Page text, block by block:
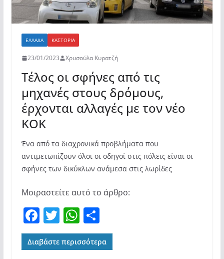
ΕΛΛΆΔΑ ΚΑΣΤΟΡΙΆ
23/01/2023 Χρυσούλα Κυρατζή
Τέλος οι σφήνες από τις
μηχανές στους δρόμους,
έρχονται αλλαγές με τον νέο
ΚΟΚ
Ένα από τα διαχρονικά προβλήματα που
αντιμετωπίζουν όλοι οι οδηγοί στις πόλεις είναι οι
σφήνες των δικύκλων ανάμεσα στις λωρίδες
Μοιραστείτε αυτό το άρθρο:
F
a
c
T
w
itt
W
h
at
Μ
οι
ρ
Διαβάστε περισσότερα